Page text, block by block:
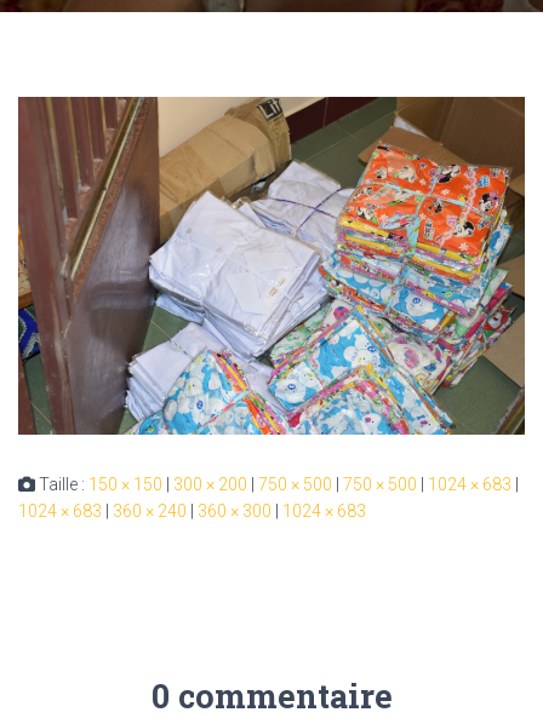
Taille : 150 × 150 300 × 200 750 × 500 750 × 500 1024 × 683
1024 × 683
360 × 240 360 × 300 1024 × 683
0 commentaire